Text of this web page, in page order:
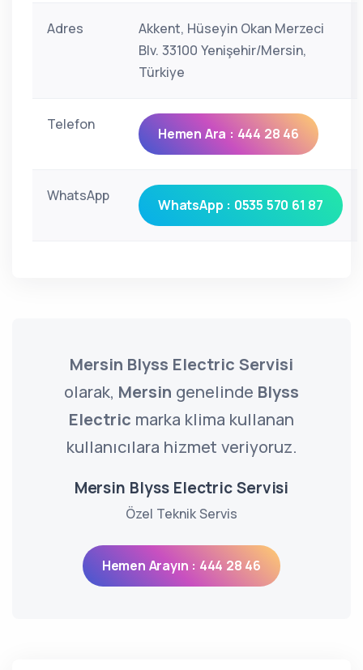
Adres
Akkent, Hüseyin Okan Merzeci
Blv. 33100 Yenişehir/Mersin,
Türkiye
Telefon
Hemen Ara : 444 28 46
WhatsApp
WhatsApp : 0535 570 61 87
Mersin Blyss Electric Servisi
olarak, Mersin genelinde Blyss
Electric marka klima kullanan
kullanıcılara hizmet veriyoruz.
Mersin Blyss Electric Servisi
Özel Teknik Servis
Hemen Arayın : 444 28 46